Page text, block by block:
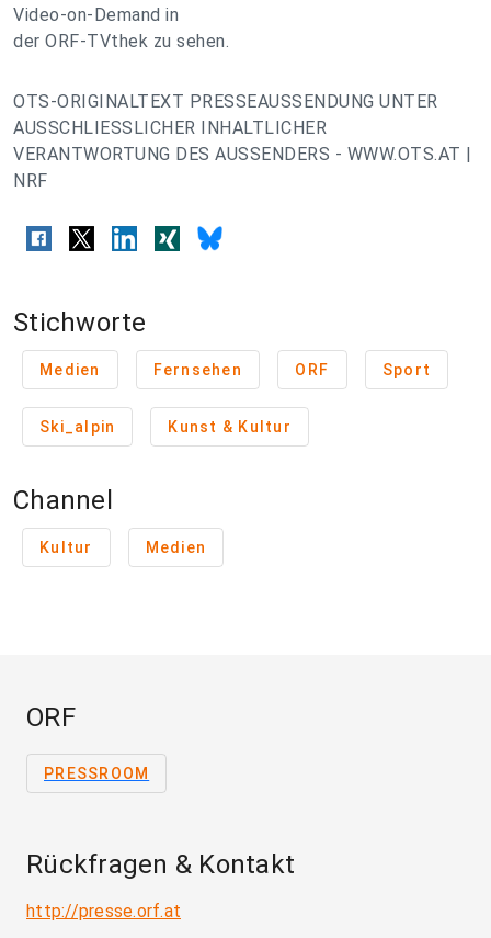
Video-on-Demand in
der ORF-TVthek zu sehen.
OTS-ORIGINALTEXT PRESSEAUSSENDUNG UNTER
AUSSCHLIESSLICHER INHALTLICHER
VERANTWORTUNG DES AUSSENDERS - WWW.OTS.AT |
NRF
Stichworte
Medien Fernsehen ORF Sport
Ski_alpin Kunst & Kultur
Channel
Kultur Medien
ORF
PRESSROOM
Rückfragen & Kontakt
http://presse.orf.at